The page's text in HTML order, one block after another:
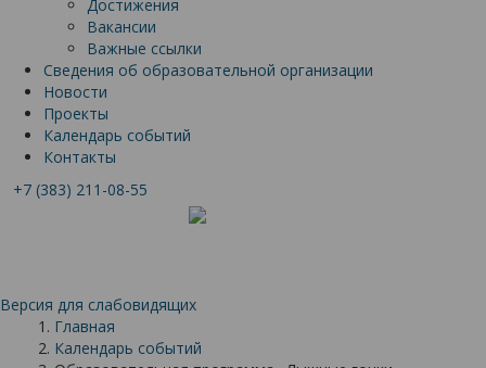
Достижения
Вакансии
Важные ссылки
Сведения об образовательной организации
Новости
Проекты
Календарь событий
Контакты
+7 (383) 211-08-55
Версия для слабовидящих
Главная
Календарь событий